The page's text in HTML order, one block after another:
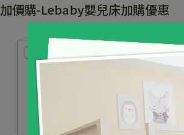
加價購-Lebaby嬰兒床加購優惠
【加購組裝】
120cm嬰兒床)